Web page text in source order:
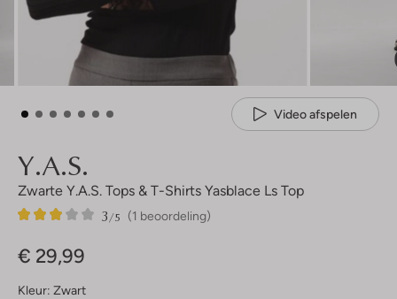
Video afspelen
Y.a.s.
Zwarte Y.a.s. Tops & T-Shirts Yasblace Ls Top
(1 beoordeling)
3/5
1
3
€ 29,99
Kleur: Zwart